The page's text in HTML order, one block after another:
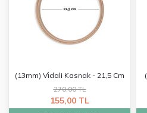
(13mm) Vi̇dali Kasnak - 21,5 Cm
270,00 TL
155,00 TL